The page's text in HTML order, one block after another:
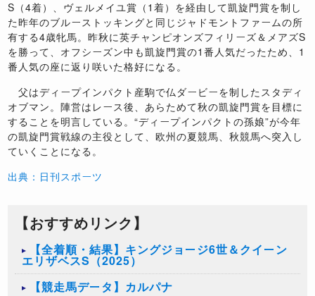
S（4着）、ヴェルメイユ賞（1着）を経由して凱旋門賞を制し
た昨年のブルーストッキングと同じジャドモントファームの所
有する4歳牝馬。昨秋に英チャンピオンズフィリーズ＆メアズS
を勝って、オフシーズン中も凱旋門賞の1番人気だったため、1
番人気の座に返り咲いた格好になる。
父はディープインパクト産駒で仏ダービーを制したスタディ
オブマン。陣営はレース後、あらためて秋の凱旋門賞を目標に
することを明言している。“ディープインパクトの孫娘”が今年
の凱旋門賞戦線の主役として、欧州の夏競馬、秋競馬へ突入し
ていくことになる。
出典：日刊スポーツ
【おすすめリンク】
【全着順・結果】キングジョージ6世＆クイーン
エリザベスS（2025）
【競走馬データ】カルパナ